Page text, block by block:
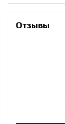
Отзывы